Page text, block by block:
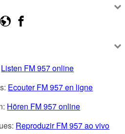
Listen FM 957 online
Ecouter FM 957 en ligne
Hören FM 957 online
Reproduzir FM 957 ao vivo